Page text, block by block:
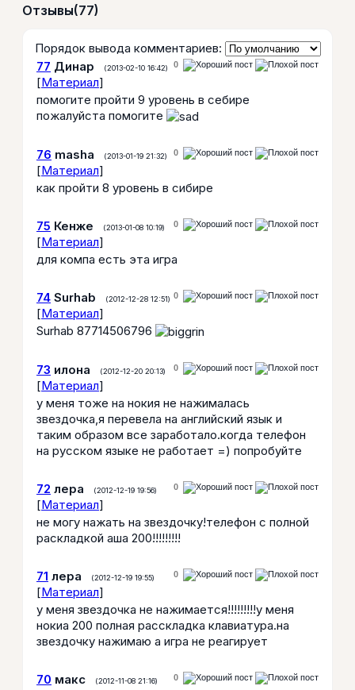
Отзывы(77)
Порядок вывода комментариев:
0
77 Динар (2013-02-10 16:42)
[Материал]
помогите пройти 9 уровень в себире
пожалуйста помогите
0
76 masha (2013-01-19 21:32)
[Материал]
как пройти 8 уровень в сибире
0
75 Кенже (2013-01-08 10:19)
[Материал]
для компа есть эта игра
0
74 Surhab (2012-12-28 12:51)
[Материал]
Surhab 87714506796
0
73 илона (2012-12-20 20:13)
[Материал]
у меня тоже на нокия не нажималась
звездочка,я перевела на английский язык и
таким образом все заработало.когда телефон
на русском языке не работает =) попробуйте
0
72 лера (2012-12-19 19:56)
[Материал]
не могу нажать на звездочку!телефон с полной
раскладкой аша 200!!!!!!!!!
0
71 лера (2012-12-19 19:55)
[Материал]
у меня звездочка не нажимается!!!!!!!!!у меня
нокиа 200 полная расскладка клавиатура.на
звездочку нажимаю а игра не реагирует
0
70 макс (2012-11-08 21:16)